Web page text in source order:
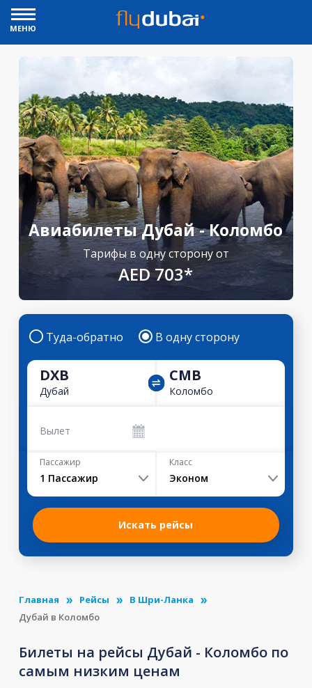
МЕНЮ
Авиабилеты Дубай - Коломбо
Тарифы в одну сторону от
AED 703*
Туда-обратно В одну сторону
DXB
Дубай
CMB
Коломбо
Вылет
Пассажир
1 Пассажир
Класс
Эконом
Искать рейсы
Главная Рейсы
В Шри-Ланка
Дубай в Коломбо
Билеты на рейсы Дубай - Коломбо по
самым низким ценам